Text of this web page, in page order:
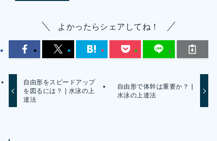
よかったらシェアしてね！
自由形をスピードアップ
を図るには？ | 水泳の上
達法
自由形で体幹は重要か？ |
水泳の上達法